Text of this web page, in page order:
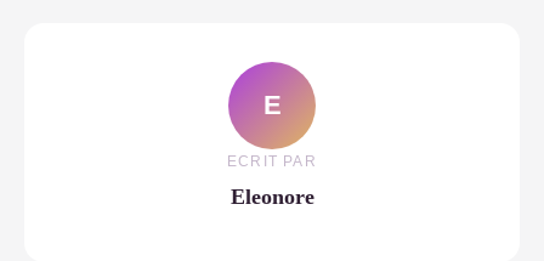
E
ECRIT PAR
Eleonore